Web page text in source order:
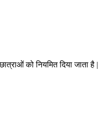
को नियमित दिया जाता है |